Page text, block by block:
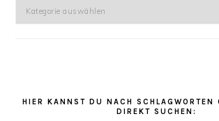
Kategorien
HIER KANNST DU NACH SCHLAGWORTEN
DIREKT SUCHEN: